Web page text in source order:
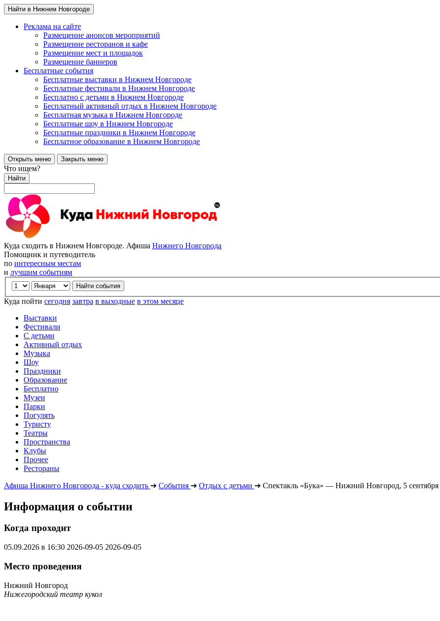
Найти в Нижнем Новгороде
Реклама на сайте
Размещение анонсов мероприятий
Размещение ресторанов и кафе
Размещение мест и площадок
Размещение баннеров
Бесплатные события
Бесплатные выставки в Нижнем Новгороде
Бесплатные фестивали в Нижнем Новгороде
Бесплатно с детьми в Нижнем Новгороде
Бесплатный активный отдых в Нижнем Новгороде
Бесплатная музыка в Нижнем Новгороде
Бесплатные шоу в Нижнем Новгороде
Бесплатные праздники в Нижнем Новгороде
Бесплатное образование в Нижнем Новгороде
Открыть меню Закрыть меню
Что ищем?
Найти
Куда сходить в Нижнем Новгороде. Афиша Нижнего Новгорода
Помощник и путеводитель
по интересным местам
и лучшим событиям
Куда пойти сегодня завтра в выходные в этом месяце
Выставки
Фестивали
С детьми
Активный отдых
Музыка
Шоу
Праздники
Образование
Бесплатно
Музеи
Парки
Погулять
Туристу
Театры
Пространства
Клубы
Прочее
Рестораны
Афиша Нижнего Новгорода - куда сходить ➔ События ➔ Отдых с детьми ➔ Спектакль «Бука» — Нижний Новгород, 5 сентября
Информация о событии
Когда проходит
05.09.2026 в 16:30 2026-09-05 2026-09-05
Место проведения
Нижний Новгород
Нижегородский театр кукол